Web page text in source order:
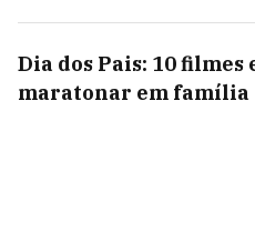
Dia dos Pais: 10 filmes
maratonar em família